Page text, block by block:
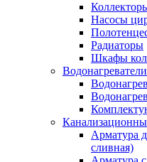
Насосы
Радиаторы
Шкафы
Водонагреватели
Арматура
сливная)